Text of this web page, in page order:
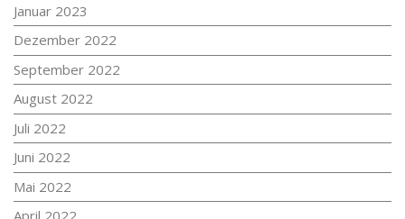
Januar 2023
Dezember 2022
September 2022
August 2022
Juli 2022
Juni 2022
Mai 2022